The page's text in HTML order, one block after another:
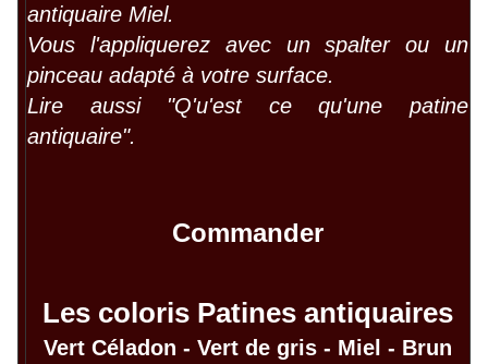
antiquaire Miel.
Vous l'appliquerez avec un spalter ou un
pinceau adapté à votre surface.
Lire aussi "Q'u'est ce qu'une patine
antiquaire".
Commander
Les coloris Patines antiquaires
Vert Céladon - Vert de gris - Miel - Brun